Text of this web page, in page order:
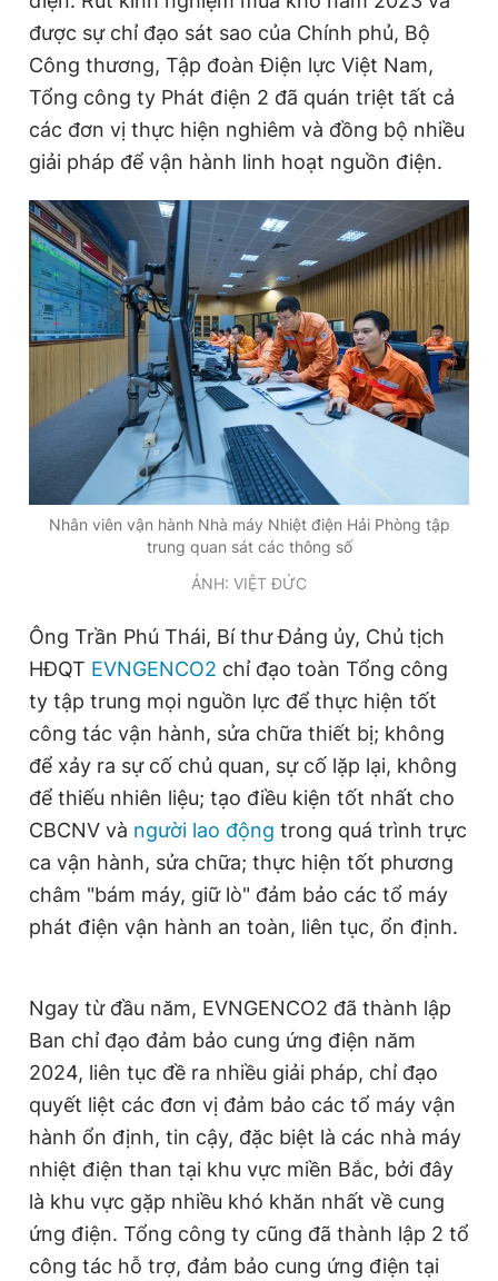
Hotline
0906 645 777
Liên hệ quảng cáo
0908 780 404
Quảng cáo RSS Chính sách bảo
Phó tổng biên tập thường trực: Hải Thành
Phó tổng biên tập: Lâm Hiếu Dũng
Phó tổng biên tập: Trần Việt Hưng
Tổng thư ký tòa soạn: Đức Trung
Giấy phép xuất bản số 110/GP - BTTTT cấp ngày 24.3.2020
© 2003-2026 Bản quyền thuộc về Báo Thanh Niên. Cấm sao
chép dưới mọi hình thức nếu không có sự chấp thuận bằng văn
bản. Phát triển bởi ePi Technologies, JSC.
được sự chỉ đạo sát sao của Chính phủ, Bộ
Công thương, Tập đoàn Điện lực Việt Nam,
Tổng công ty Phát điện 2 đã quán triệt tất cả
các đơn vị thực hiện nghiêm và đồng bộ nhiều
giải pháp để vận hành linh hoạt nguồn điện.
Nhân viên vận hành Nhà máy Nhiệt điện Hải Phòng tập
trung quan sát các thông số
ẢNH: VIỆT ĐỨC
Ông Trần Phú Thái, Bí thư Đảng ủy, Chủ tịch
HĐQT EVNGENCO2 chỉ đạo toàn Tổng công
ty tập trung mọi nguồn lực để thực hiện tốt
công tác vận hành, sửa chữa thiết bị; không
để xảy ra sự cố chủ quan, sự cố lặp lại, không
để thiếu nhiên liệu; tạo điều kiện tốt nhất cho
CBCNV và người lao động trong quá trình trực
ca vận hành, sửa chữa; thực hiện tốt phương
châm "bám máy, giữ lò" đảm bảo các tổ máy
phát điện vận hành an toàn, liên tục, ổn định.
Ngay từ đầu năm, EVNGENCO2 đã thành lập
Ban chỉ đạo đảm bảo cung ứng điện năm
2024, liên tục đề ra nhiều giải pháp, chỉ đạo
quyết liệt các đơn vị đảm bảo các tổ máy vận
hành ổn định, tin cậy, đặc biệt là các nhà máy
nhiệt điện than tại khu vực miền Bắc, bởi đây
là khu vực gặp nhiều khó khăn nhất về cung
ứng điện. Tổng công ty cũng đã thành lập 2 tổ
công tác hỗ trợ, đảm bảo cung ứng điện tại